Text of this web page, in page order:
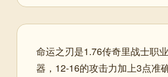
命运之刃是1.76传奇里战士职
器，12-16的攻击力加上3点准